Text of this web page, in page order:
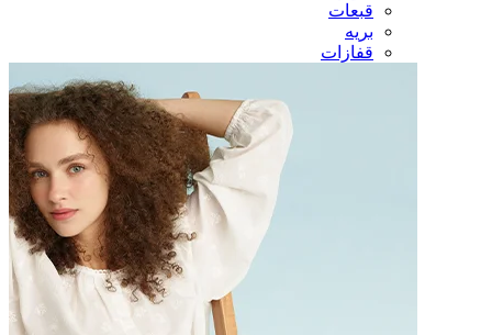
قبعات
بريه
قفازات